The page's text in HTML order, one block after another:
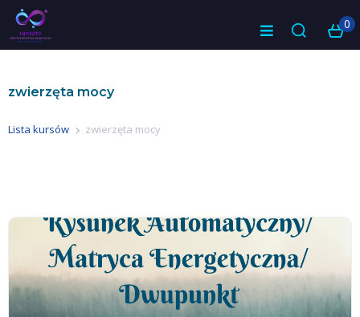
0
zwierzęta mocy
Lista kursów zwierzęta mocy